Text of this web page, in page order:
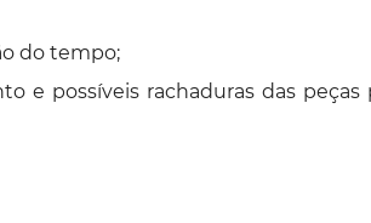
do tempo;
e possíveis rachaduras das peças